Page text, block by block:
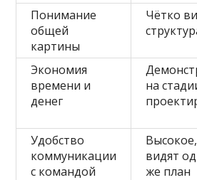
Понимание
общей
картины
Чётко
Экономия
времени и
денег
на
Удобство
коммуникации
с командой
видят
же план